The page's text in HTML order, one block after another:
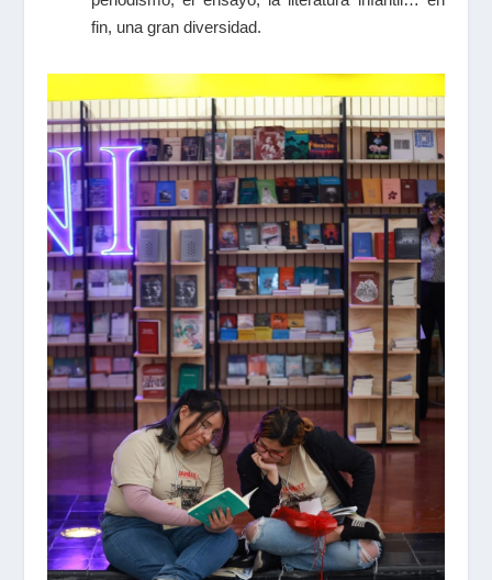
fin, una gran diversidad.